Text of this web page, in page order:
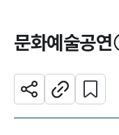
문화예술공연
열기
공유하기주소복사
관심 콘